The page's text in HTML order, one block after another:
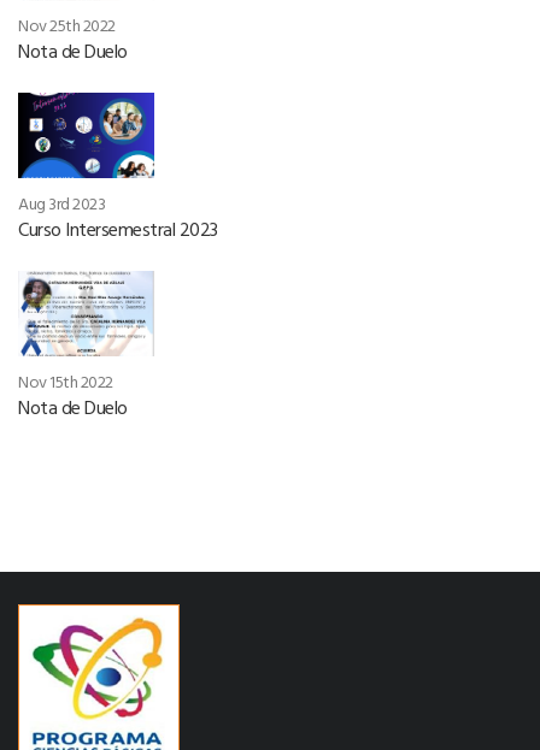
Nov 25th 2022
Nota de Duelo
Aug 3rd 2023
Curso Intersemestral 2023
Nov 15th 2022
Nota de Duelo